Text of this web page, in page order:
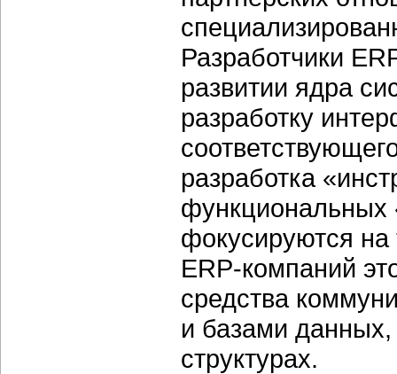
Разработчики
развитии ядра
разработку
разработка
функциональных
фокусируются
ERP-компаний
средства
и базами
структурах.